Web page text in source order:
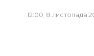
12:00, 8 листопада